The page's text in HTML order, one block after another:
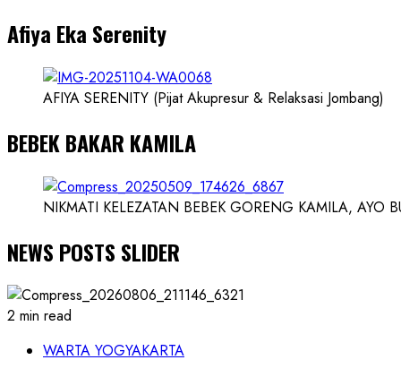
Ilmuwan
Afiya Eka Serenity
AFIYA SERENITY (Pijat Akupresur & Relaksasi Jombang)
BEBEK BAKAR KAMILA
NIKMATI KELEZATAN BEBEK GORENG KAMILA, AYO
NEWS POSTS SLIDER
2 min read
WARTA YOGYAKARTA